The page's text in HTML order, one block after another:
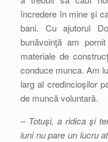
încredere în mine şi
bani. Cu ajutorul
bunăvoinţă am
materiale de
conduce munca. Am
larg al credincioşilor
de muncă voluntară.
– Totuşi, a ridica şi
luni nu pare un lucru